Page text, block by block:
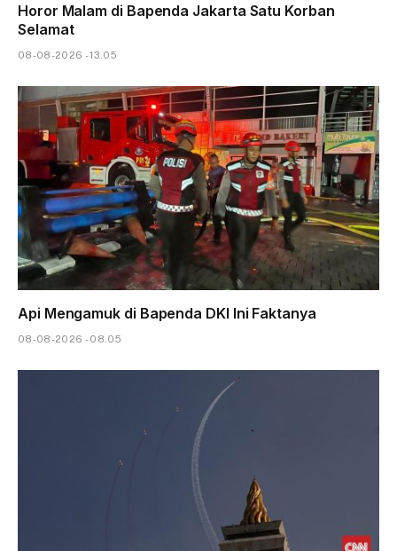
Horor Malam di Bapenda Jakarta Satu Korban
Selamat
08-08-2026 - 13.05
Api Mengamuk di Bapenda DKI Ini Faktanya
08-08-2026 - 08.05